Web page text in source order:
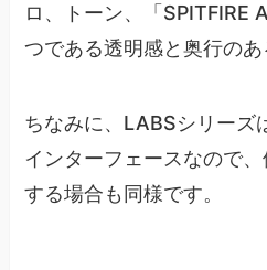
ロ、トーン、「SPITFIRE
つである透明感と奥行のあ
ちなみに、LABSシリーズ
インターフェースなので
する場合も同様です。